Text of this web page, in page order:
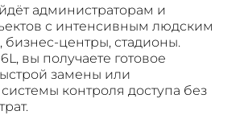
администраторам и
с интенсивным людским
бизнес-центры, стадионы.
вы получаете готовое
замены или
контроля доступа без